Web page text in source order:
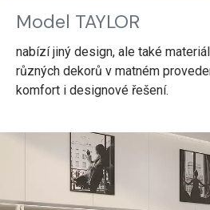
Model TAYLOR
nabízí jiný design, ale také
různých dekorů v matném
komfort i designové řešení.